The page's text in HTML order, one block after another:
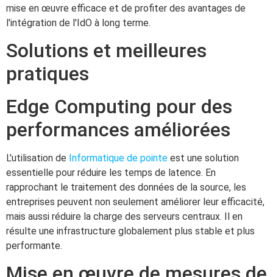
mise en œuvre efficace et de profiter des avantages de
l'intégration de l'IdO à long terme.
Solutions et meilleures
pratiques
Edge Computing pour des
performances améliorées
L'utilisation de Informatique de pointe est une solution
essentielle pour réduire les temps de latence. En
rapprochant le traitement des données de la source, les
entreprises peuvent non seulement améliorer leur efficacité,
mais aussi réduire la charge des serveurs centraux. Il en
résulte une infrastructure globalement plus stable et plus
performante.